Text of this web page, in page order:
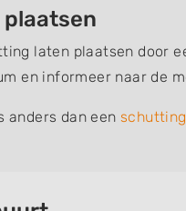
laten plaatsen door
en informeer naar de
anders dan een schutting